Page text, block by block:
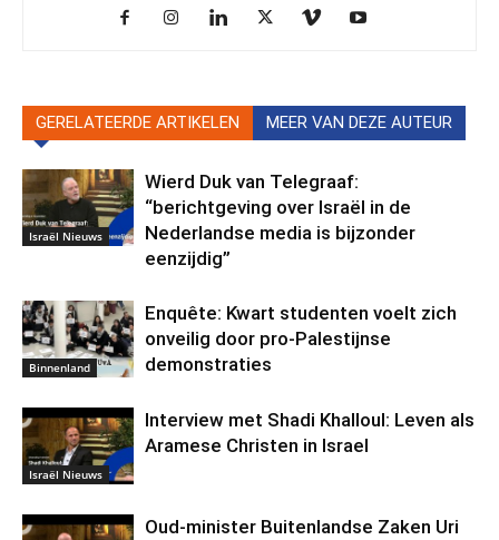
GERELATEERDE ARTIKELEN MEER VAN DEZE AUTEUR
Israël Nieuws
Wierd Duk van Telegraaf:
“berichtgeving over Israël in de
Nederlandse media is bijzonder
eenzijdig”
Binnenland
Enquête: Kwart studenten voelt zich
onveilig door pro-Palestijnse
demonstraties
Israël Nieuws
Interview met Shadi Khalloul: Leven als
Aramese Christen in Israel
Oud-minister Buitenlandse Zaken Uri